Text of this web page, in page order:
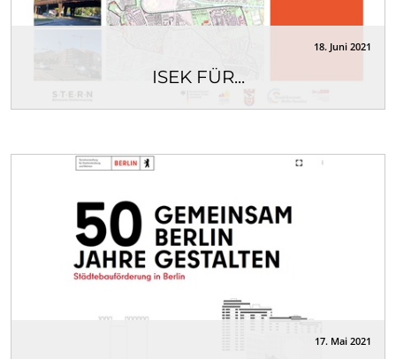
18. Juni 2021
ISEK FÜR...
Im Rahmen der ordentlichen Sitzung des
17. Mai 2021